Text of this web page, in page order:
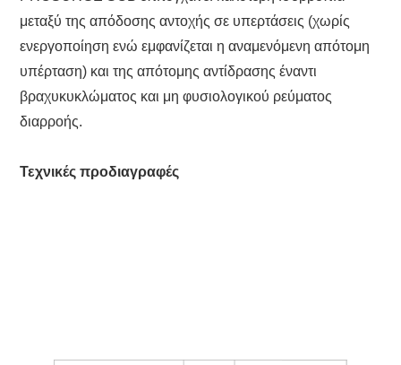
μεταξύ της απόδοσης αντοχής σε υπερτάσεις (χωρίς
ενεργοποίηση ενώ εμφανίζεται η αναμενόμενη απότομη
υπέρταση) και της απότομης αντίδρασης έναντι
βραχυκυκλώματος και μη φυσιολογικού ρεύματος
διαρροής.
Τεχνικές προδιαγραφές